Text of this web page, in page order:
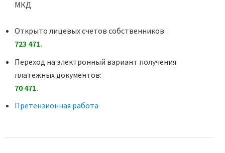
МКД
Открыто лицевых счетов собственников:
723 471.
Переход на электронный вариант получения
платежных документов:
70 471.
Претензионная работа